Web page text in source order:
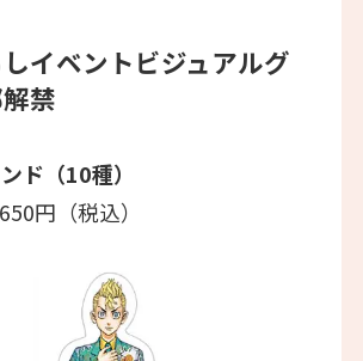
イベントビジュアルグ
禁
ド（10種）
円（税込）